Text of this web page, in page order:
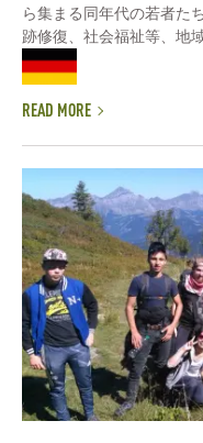
ら集まる同年代の若者た
跡修復、社会福祉等、地域
READ MORE